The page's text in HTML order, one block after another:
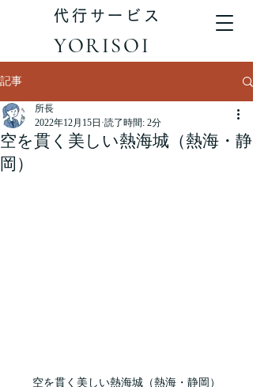
代行サービス
YORISOI
記事
空を貫く美しい熱海城（熱海・静
岡）
所長
2022年12月15日 読了時間: 2分
空を貫く美しい熱海城（熱海・静岡）